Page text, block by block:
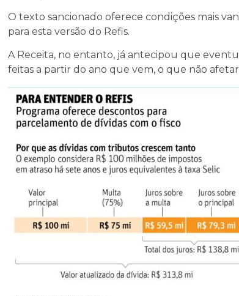
O texto sancionado oferece condições mais
para esta versão do Refis.
A Receita, no entanto, já antecipou que
feitas a partir do ano que vem, o que não